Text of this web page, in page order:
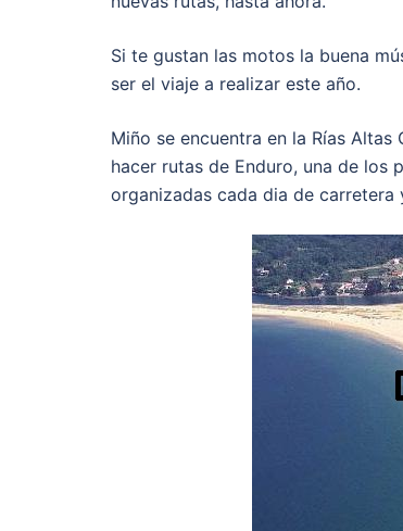
Si te gustan las motos la buena
ser el viaje a realizar este año.
Miño se encuentra en la Rías
hacer rutas de Enduro, una de los
organizadas cada dia de carretera